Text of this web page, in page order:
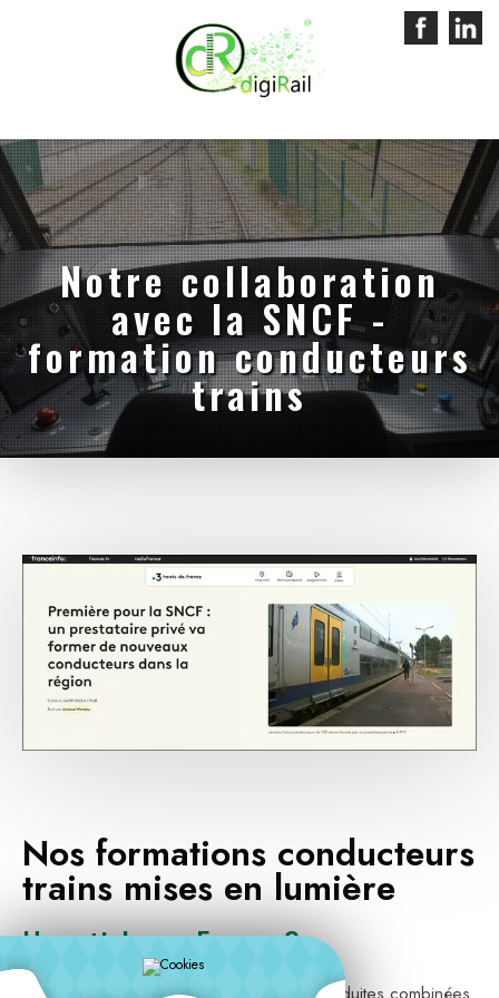
Notre collaboration
avec la SNCF -
formation conducteurs
trains
Nos formations conducteurs
trains mises en lumière
Un article sur France 3